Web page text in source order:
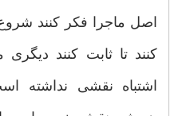
اصل ماجرا فکر کنند
کنند تا ثابت کنند
اشتباه نقشی نداشته